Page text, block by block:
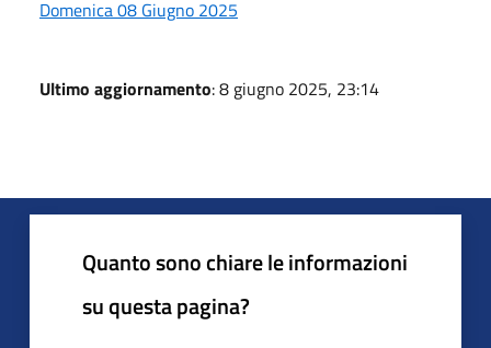
Domenica 08 Giugno 2025
Ultimo aggiornamento: 8 giugno 2025, 23:14
Quanto sono chiare le informazioni
su questa pagina?